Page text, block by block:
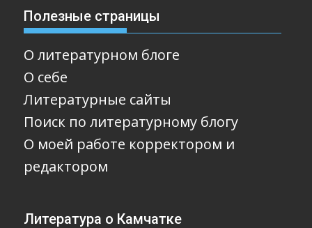
Полезные страницы
О литературном блоге
О себе
Литературные сайты
Поиск по литературному блогу
О моей работе корректором и
редактором
Литература о Камчатке